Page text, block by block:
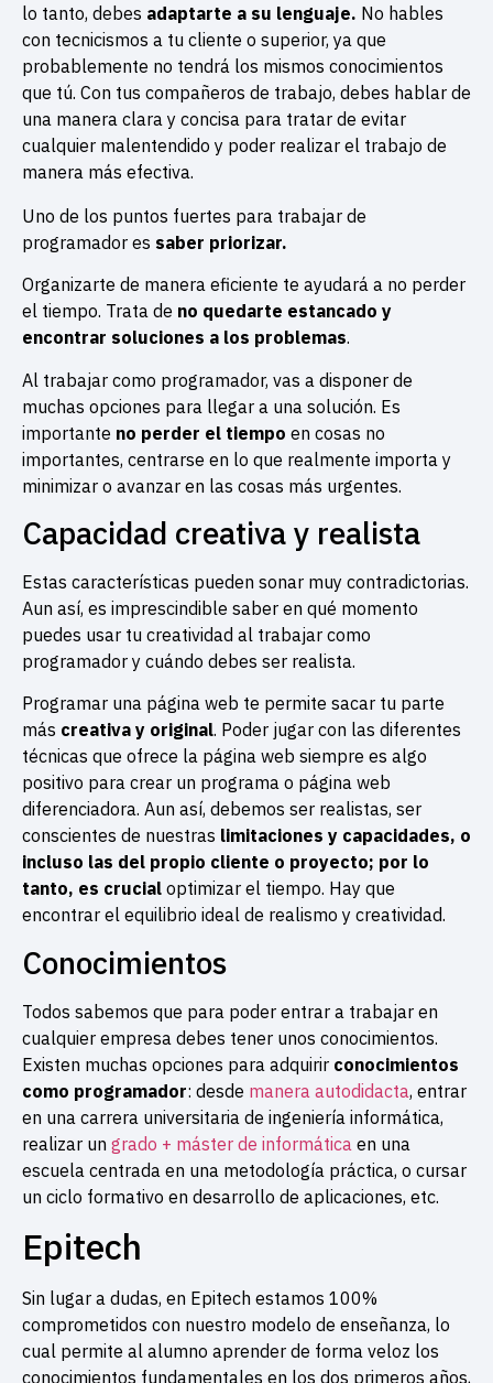
lo tanto, debes adaptarte a su lenguaje. No hables
con tecnicismos a tu cliente o superior, ya que
probablemente no tendrá los mismos conocimientos
que tú. Con tus compañeros de trabajo, debes hablar de
una manera clara y concisa para tratar de evitar
cualquier malentendido y poder realizar el trabajo de
manera más efectiva.
Uno de los puntos fuertes para trabajar de
programador es saber priorizar.
Organizarte de manera eficiente te ayudará a no perder
el tiempo. Trata de no quedarte estancado y
encontrar soluciones a los problemas.
Al trabajar como programador, vas a disponer de
muchas opciones para llegar a una solución. Es
importante no perder el tiempo en cosas no
importantes, centrarse en lo que realmente importa y
minimizar o avanzar en las cosas más urgentes.
Capacidad creativa y realista
Estas características pueden sonar muy contradictorias.
Aun así, es imprescindible saber en qué momento
puedes usar tu creatividad al trabajar como
programador y cuándo debes ser realista.
Programar una página web te permite sacar tu parte
más creativa y original. Poder jugar con las diferentes
técnicas que ofrece la página web siempre es algo
positivo para crear un programa o página web
diferenciadora. Aun así, debemos ser realistas, ser
conscientes de nuestras limitaciones y capacidades, o
incluso las del propio cliente o proyecto; por lo
tanto, es crucial optimizar el tiempo. Hay que
encontrar el equilibrio ideal de realismo y creatividad.
Conocimientos
Todos sabemos que para poder entrar a trabajar en
cualquier empresa debes tener unos conocimientos.
Existen muchas opciones para adquirir conocimientos
como programador: desde manera autodidacta, entrar
en una carrera universitaria de ingeniería informática,
realizar un grado + máster de informática en una
escuela centrada en una metodología práctica, o cursar
un ciclo formativo en desarrollo de aplicaciones, etc.
Epitech
Sin lugar a dudas, en Epitech estamos 100%
comprometidos con nuestro modelo de enseñanza, lo
cual permite al alumno aprender de forma veloz los
conocimientos fundamentales en los dos primeros años,